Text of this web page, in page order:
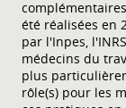
été réalisées en
par l'Inpes,
médecins du
plus
rôle(s) pour les